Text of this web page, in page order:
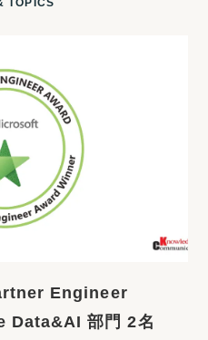
Engineer
Data&AI 部門 2名